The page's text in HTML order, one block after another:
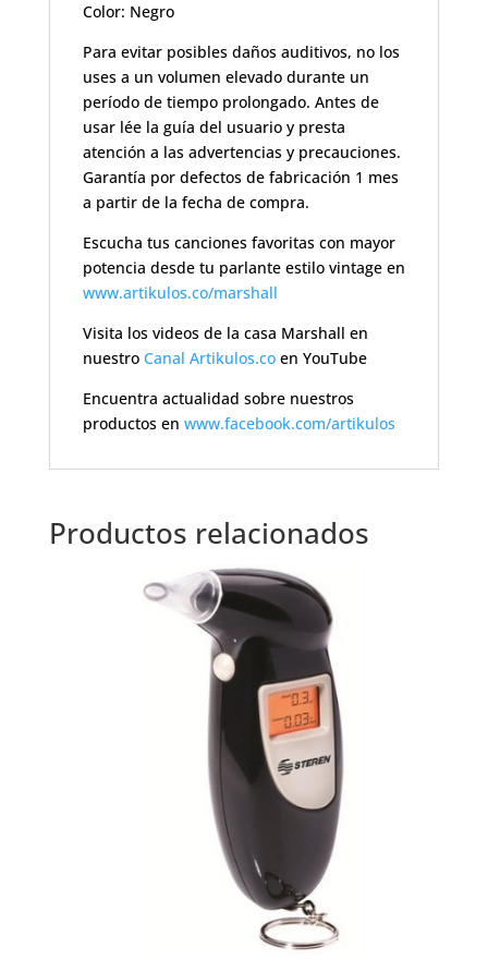
Color: Negro
Para evitar posibles daños auditivos, no los
uses a un volumen elevado durante un
período de tiempo prolongado. Antes de
usar lée la guía del usuario y presta
atención a las advertencias y precauciones.
Garantía por defectos de fabricación 1 mes
a partir de la fecha de compra.
Escucha tus canciones favoritas con mayor
potencia desde tu parlante estilo vintage en
www.artikulos.co/marshall
Visita los videos de la casa Marshall en
nuestro Canal Artikulos.co en YouTube
Encuentra actualidad sobre nuestros
productos en www.facebook.com/artikulos
Productos relacionados